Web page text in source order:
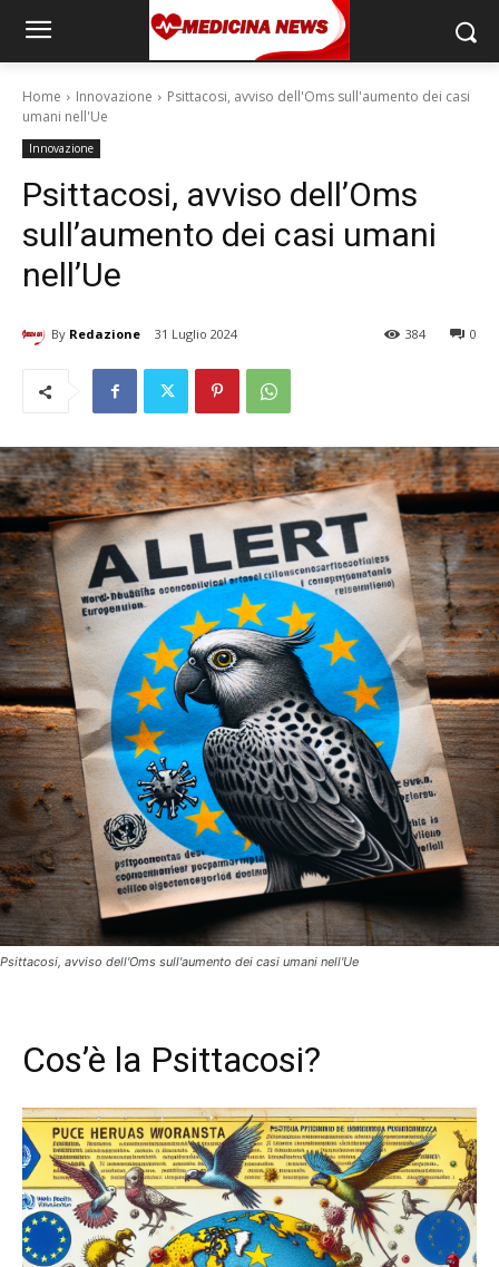
Home Innovazione
Psittacosi, avviso dell'Oms sull'aumento dei casi
umani nell'Ue
Innovazione
Psittacosi, avviso dell’Oms
sull’aumento dei casi umani
nell’Ue
By Redazione 31 Luglio 2024 0
384
Psittacosi, avviso dell'Oms sull'aumento dei casi umani nell'Ue
Cos’è la Psittacosi?